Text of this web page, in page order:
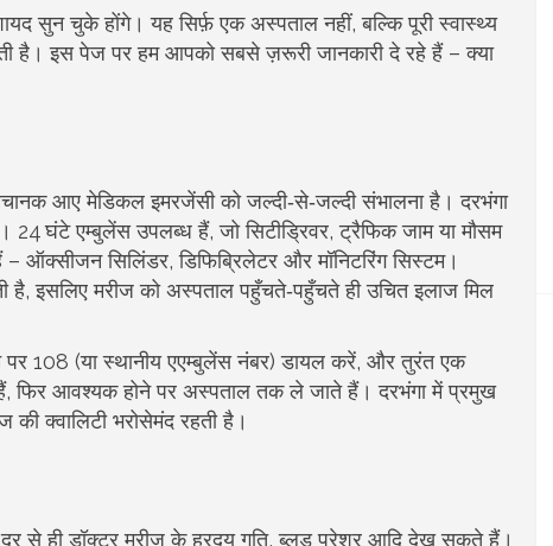
सुन चुके होंगे। यह सिर्फ़ एक अस्पताल नहीं, बल्कि पूरी स्वास्थ्य
है। इस पेज पर हम आपको सबसे ज़रूरी जानकारी दे रहे हैं – क्या
आए मेडिकल इमरजेंसी को जल्दी‑से‑जल्दी संभालना है। दरभंगा
घंटे एम्बुलेंस उपलब्ध हैं, जो सिटीड्रिवर, ट्रैफिक जाम या मौसम
ऑक्सीजन सिलिंडर, डिफिब्रिलेटर और मॉनिटरिंग सिस्टम।
है, इसलिए मरीज को अस्पताल पहुँचते‑पहुँचते ही उचित इलाज मिल
108 (या स्थानीय एएम्बुलेंस नंबर) डायल करें, और तुरंत एक
फिर आवश्यक होने पर अस्पताल तक ले जाते हैं। दरभंगा में प्रमुख
क्वालिटी भरोसेमंद रहती है।
दूर से ही डॉक्टर मरीज के ह्रदय गति, ब्लड प्रेशर आदि देख सकते हैं।